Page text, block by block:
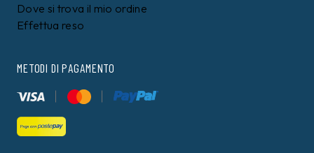
Dove si trova il mio ordine
Effettua reso
METODI DI PAGAMENTO